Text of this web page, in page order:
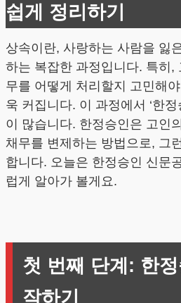
쉽게 정리하기
상속이란, 사랑하는 사람을 잃
하는 복잡한 과정입니다. 특히,
무를 어떻게 처리할지 고민해
욱 커집니다. 이 과정에서 ‘한
이 많습니다. 한정승인은 고인
채무를 변제하는 방법으로, 그
합니다. 오늘은 한정승인 신문
럽게 알아가 볼게요.
첫 번째 단계: 한정
작하기